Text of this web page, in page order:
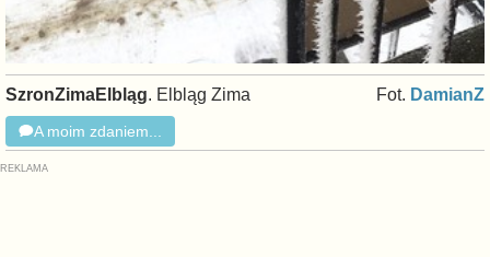
SzronZimaElbląg. Elbląg Zima Fot. DamianZ
A moim zdaniem...